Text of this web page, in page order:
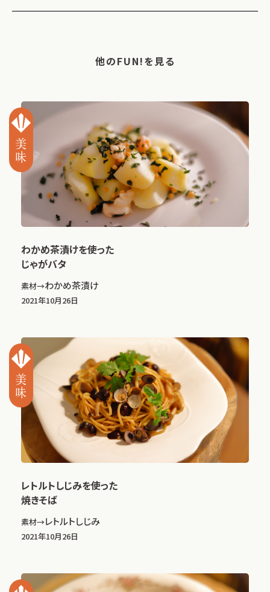
他のFUN!を見る
わかめ茶漬けを使った
じゃがバタ
素材→わかめ茶漬け
2021年10月26日
レトルトしじみを使った
焼きそば
素材→レトルトしじみ
2021年10月26日